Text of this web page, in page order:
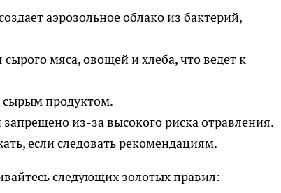
аэрозольное облако из бактерий,
мяса, овощей и хлеба, что ведет к
сырым продуктом.
из-за высокого риска отравления.
если следовать рекомендациям.
следующих золотых правил: